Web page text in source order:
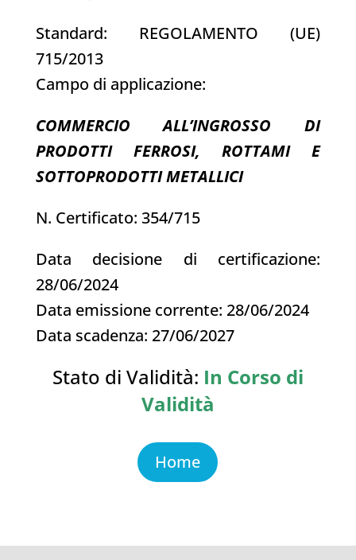
Standard: REGOLAMENTO (UE)
715/2013
Campo di applicazione:
COMMERCIO ALL’INGROSSO DI
PRODOTTI FERROSI, ROTTAMI E
SOTTOPRODOTTI METALLICI
N. Certificato: 354/715
Data decisione di certificazione:
28/06/2024
Data emissione corrente: 28/06/2024
Data scadenza: 27/06/2027
Stato di Validità: In Corso di
Validità
Home